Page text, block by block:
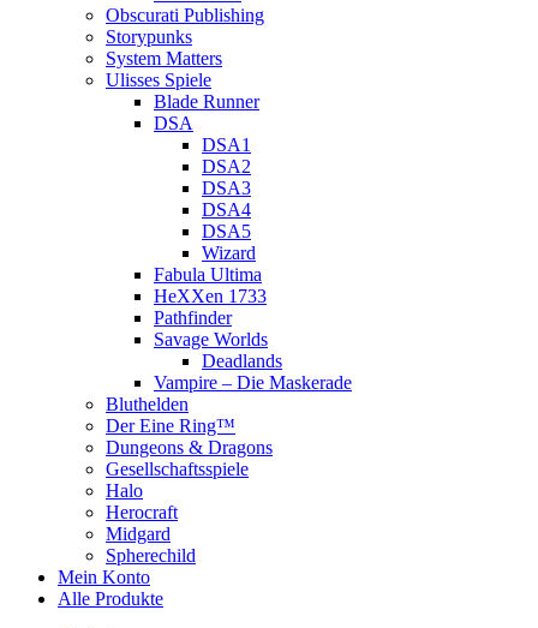
Obscurati Publishing
Storypunks
System Matters
Ulisses Spiele
Blade Runner
DSA
DSA1
DSA2
DSA3
DSA4
DSA5
Wizard
Fabula Ultima
HeXXen 1733
Pathfinder
Savage Worlds
Deadlands
Vampire – Die Maskerade
Bluthelden
Der Eine Ring™
Dungeons & Dragons
Gesellschaftsspiele
Halo
Herocraft
Midgard
Spherechild
Mein Konto
Alle Produkte